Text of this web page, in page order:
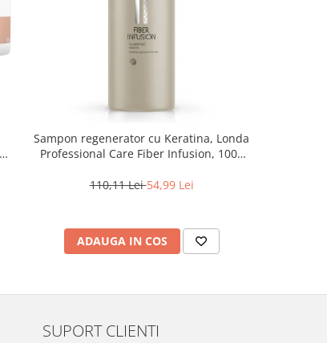
Sampon regenerator cu Keratina, Londa
Professional Care Fiber Infusion, 1000
110,11 Lei54,99 Lei
ADAUGA IN COS
SUPORT CLIENTI